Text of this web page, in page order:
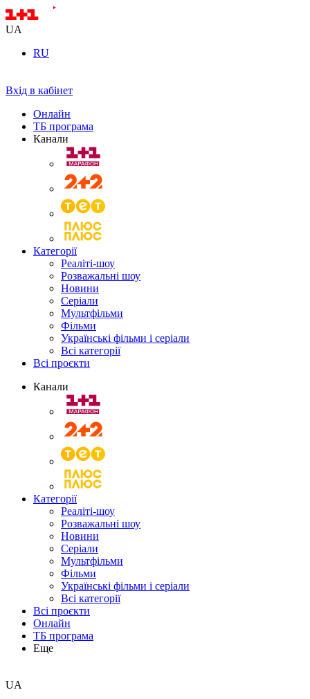
UA
RU
Вхід в кабінет
Онлайн
ТБ програма
Канали
Категорії
Реаліті-шоу
Розважальні шоу
Новини
Серіали
Мультфільми
Фільми
Українські фільми і серіали
Всі категорії
Всі проєкти
Канали
Категорії
Реаліті-шоу
Розважальні шоу
Новини
Серіали
Мультфільми
Фільми
Українські фільми і серіали
Всі категорії
Всі проєкти
Онлайн
ТБ програма
Еще
UA